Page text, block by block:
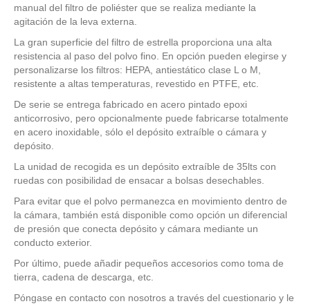
manual del filtro de poliéster que se realiza mediante la
agitación de la leva externa.
La gran superficie del filtro de estrella proporciona una alta
resistencia al paso del polvo fino. En opción pueden elegirse y
personalizarse los filtros: HEPA, antiestático clase L o M,
resistente a altas temperaturas, revestido en PTFE, etc.
De serie se entrega fabricado en acero pintado epoxi
anticorrosivo, pero opcionalmente puede fabricarse totalmente
en acero inoxidable, sólo el depósito extraíble o cámara y
depósito.
La unidad de recogida es un depósito extraíble de 35lts con
ruedas con posibilidad de ensacar a bolsas desechables.
Para evitar que el polvo permanezca en movimiento dentro de
la cámara, también está disponible como opción un diferencial
de presión que conecta depósito y cámara mediante un
conducto exterior.
Por último, puede añadir pequeños accesorios como toma de
tierra, cadena de descarga, etc.
Póngase en contacto con nosotros a través del cuestionario y le